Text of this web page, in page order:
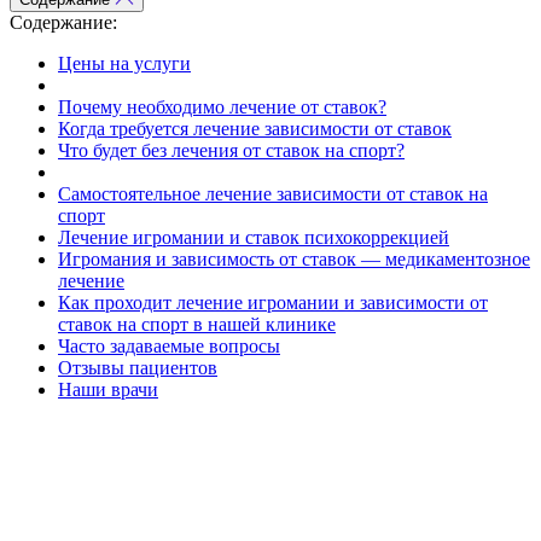
Содержание:
Цены на услуги
Почему необходимо лечение от ставок?
Когда требуется лечение зависимости от ставок
Что будет без лечения от ставок на спорт?
Самостоятельное лечение зависимости от ставок на
спорт
Лечение игромании и ставок психокоррекцией
Игромания и зависимость от ставок — медикаментозное
лечение
Как проходит лечение игромании и зависимости от
ставок на спорт в нашей клинике
Часто задаваемые вопросы
Отзывы пациентов
Наши врачи
Входящая заявка